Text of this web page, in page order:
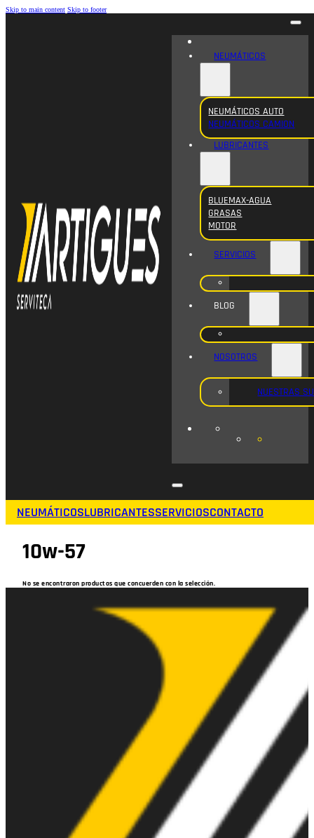
Skip to main content Skip to footer
NEUMÁTICOS
NEUMÁTICOS AUTO
NEUMÁTICOS CAMION
LUBRICANTES
BLUEMAX-AGUA
GRASAS
MOTOR
SERVICIOS
BLOG
NOSOTROS
NUESTRAS
NEUMÁTICOSLUBRICANTESSERVICIOSCONTACTO
10w-57
No se encontraron productos que concuerden con la selección.